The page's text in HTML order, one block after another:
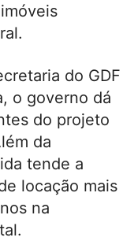
do GDF
o governo dá
do projeto
da
tende a
locação mais
na